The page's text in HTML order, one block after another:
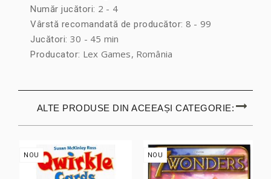
Număr jucători: 2 - 4
Vârstă recomandată de producător: 8 - 99
Jucători: 30 - 45 min
Producator: Lex Games, România
ALTE PRODUSE DIN ACEEAȘI CATEGORIE:
NOU NOU